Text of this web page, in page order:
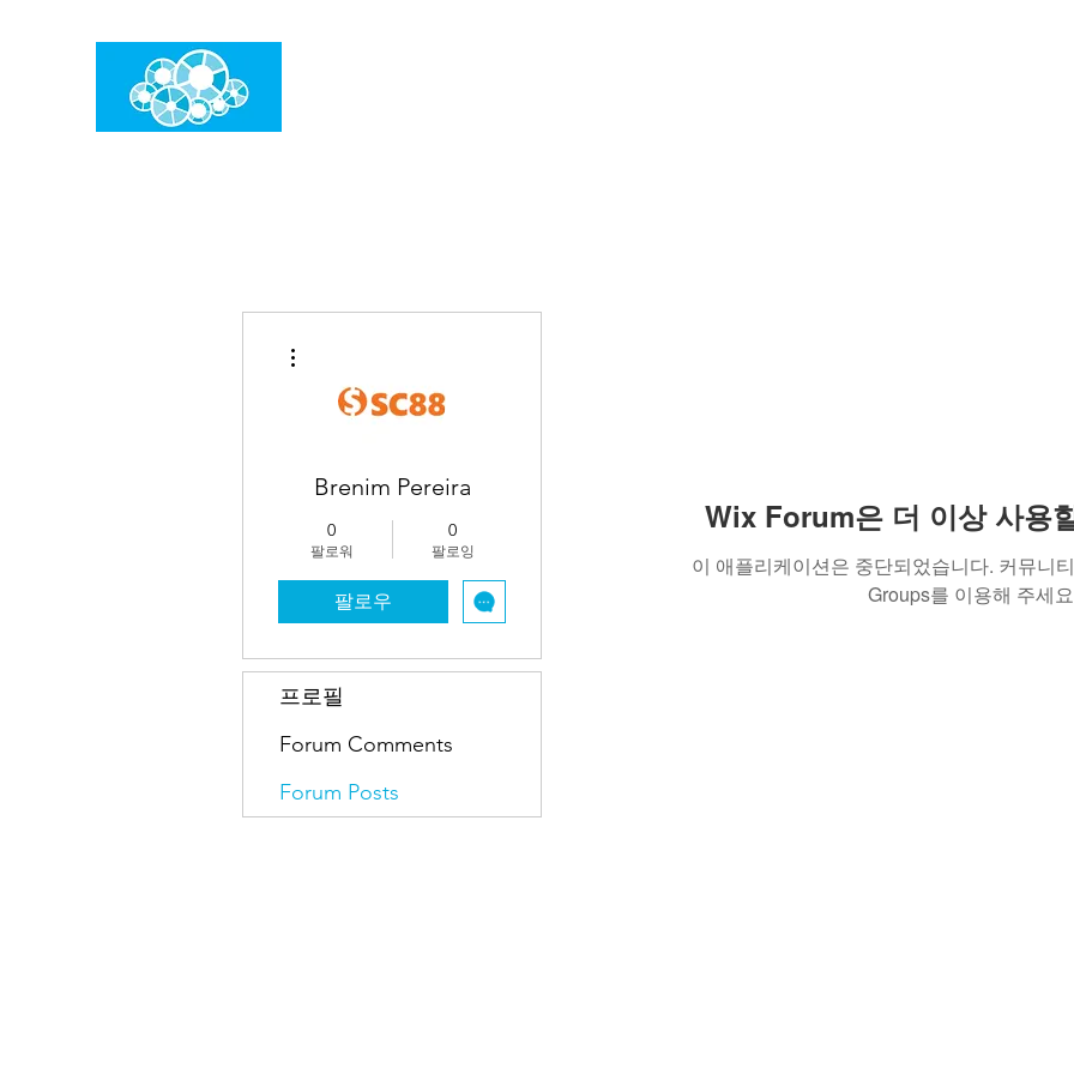
Wix Forum은 더 이상 사용
이 애플리케이션은 중단되었습니다. 커뮤니
Groups를 이용해 주세
Brenim Pereira
0
팔로워
0
팔로잉
팔로우
프로필
Forum Comments
Forum Posts